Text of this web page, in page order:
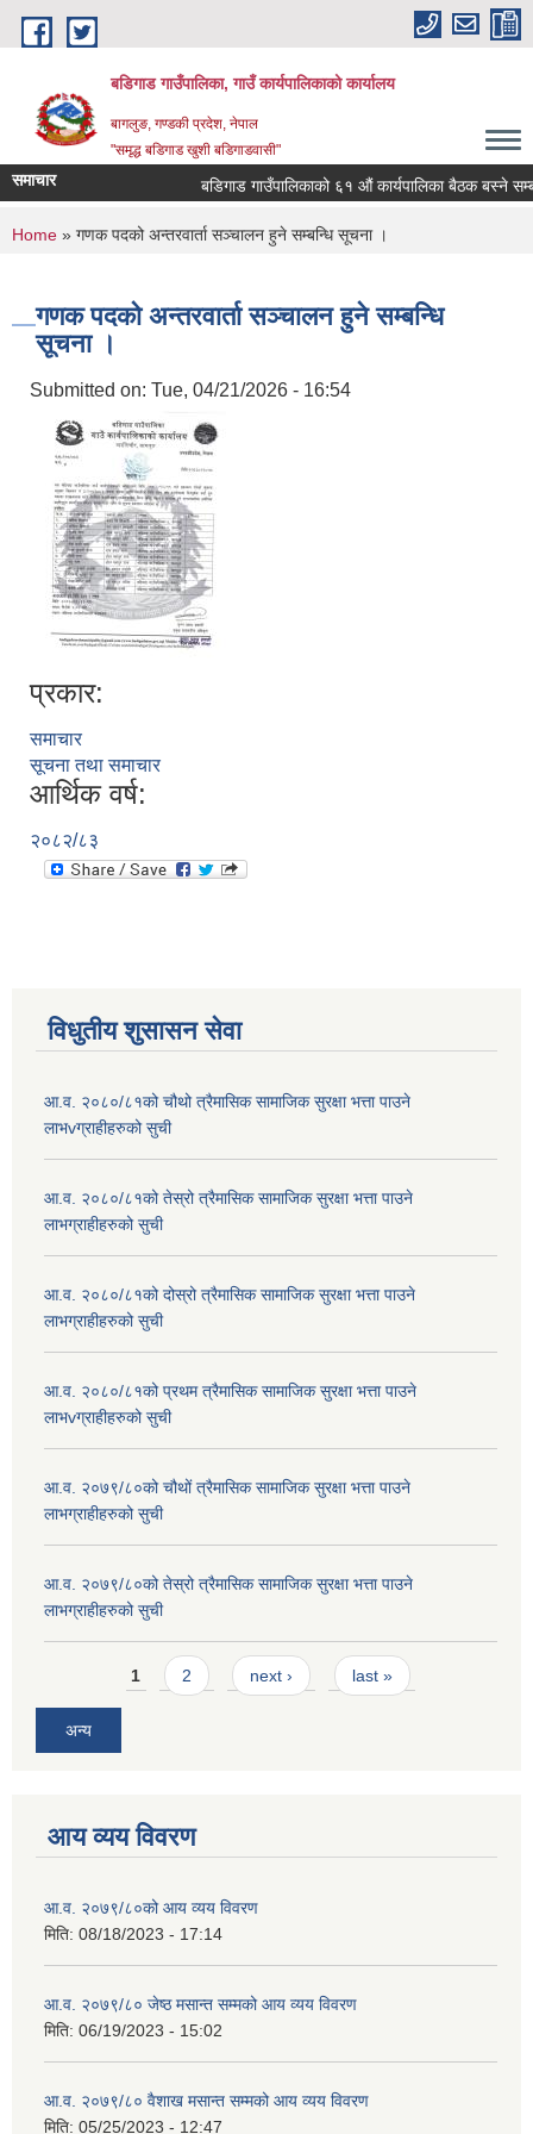
Skip to main content
बडिगाड गाउँपालिका, गाउँ कार्यपालिकाको कार्यालय
बागलुङ, गण्डकी प्रदेश, नेपाल
"समृद्ध बडिगाड खुशी बडिगाडवासी"
समाचार बडिगाड गाउँपालिकाको ६१ औं कार्यपालिका बैठक बस्ने
You are here
Home » गणक पदको अन्तरवार्ता सञ्चालन हुने सम्बन्धि सूचना ।
गणक पदको अन्तरवार्ता सञ्चालन हुने सम्बन्धि
सूचना ।
Submitted on: Tue, 04/21/2026 - 16:54
प्रकार:
समाचार
सूचना तथा समाचार
आर्थिक वर्ष:
२०८२/८३
विधुतीय शुसासन सेवा
आ.व. २०८०/८१को चौथो त्रैमासिक सामाजिक सुरक्षा भत्ता पाउने
लाभvग्राहीहरुको सुची
आ.व. २०८०/८१को तेस्रो त्रैमासिक सामाजिक सुरक्षा भत्ता पाउने
लाभग्राहीहरुको सुची
आ.व. २०८०/८१को दोस्रो त्रैमासिक सामाजिक सुरक्षा भत्ता पाउने
लाभग्राहीहरुको सुची
आ.व. २०८०/८१को प्रथम त्रैमासिक सामाजिक सुरक्षा भत्ता पाउने
लाभvग्राहीहरुको सुची
आ.व. २०७९/८०को चौथों त्रैमासिक सामाजिक सुरक्षा भत्ता पाउने
लाभग्राहीहरुको सुची
आ.व. २०७९/८०को तेस्रो त्रैमासिक सामाजिक सुरक्षा भत्ता पाउने
लाभग्राहीहरुको सुची
Pages1 2 next › last »
अन्य
आय व्यय विवरण
आ.व. २०७९/८०को आय व्यय विवरण
मिति: 08/18/2023 - 17:14
आ.व. २०७९/८० जेष्ठ मसान्त सम्मको आय व्यय विवरण
मिति: 06/19/2023 - 15:02
आ.व. २०७९/८० वैशाख मसान्त सम्मको आय व्यय विवरण
मिति: 05/25/2023 - 12:47